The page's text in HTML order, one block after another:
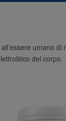
umano
del corpo.